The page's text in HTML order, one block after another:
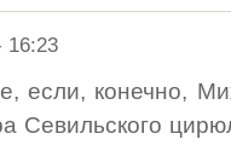
16:23
если, конечно,
Севильского